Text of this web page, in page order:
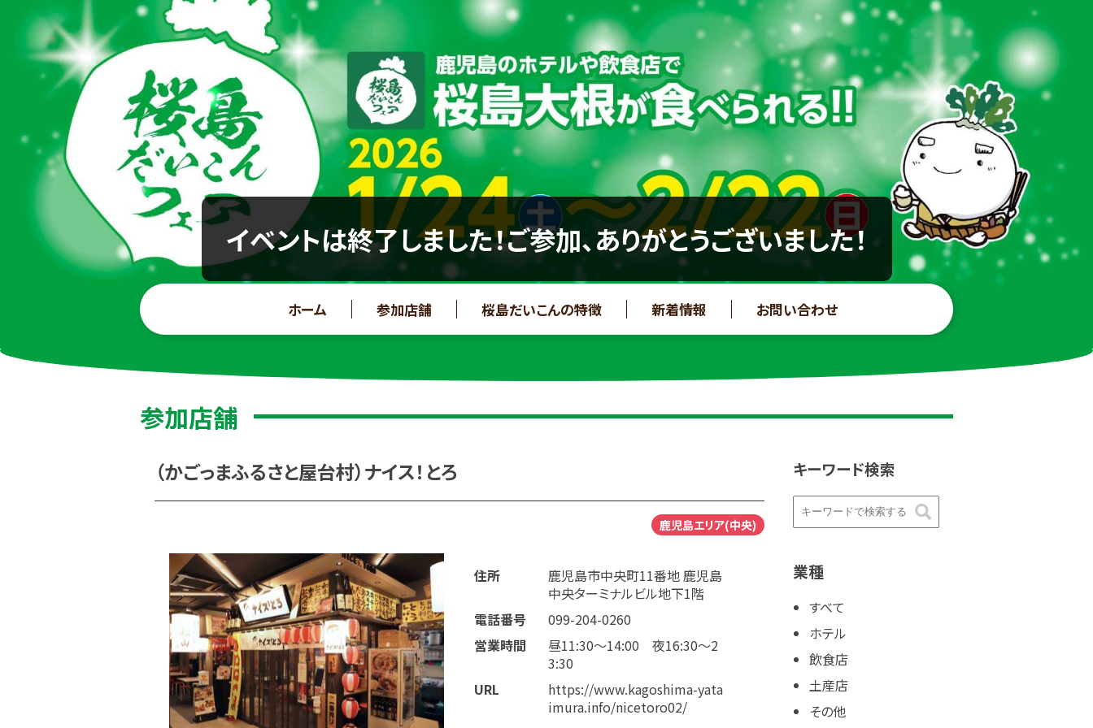
イベントは終了しました！ご参加、ありがとうございました！
ホーム 参加店舗 桜島だいこんの特徴 新着情報 お問い合わせ
参加店舗
（かごっまふるさと屋台村）ナイス！とろ
鹿児島エリア(中央)
住所
鹿児島市中央町11番地 鹿児島
中央ターミナルビル地下1階
電話番号
099-204-0260
営業時間
昼11:30～14:00 夜16:30～2
3:30
URL
https://www.kagoshima-yata
imura.info/nicetoro02/
キーワード検索
業種
すべて
ホテル
飲食店
土産店
その他